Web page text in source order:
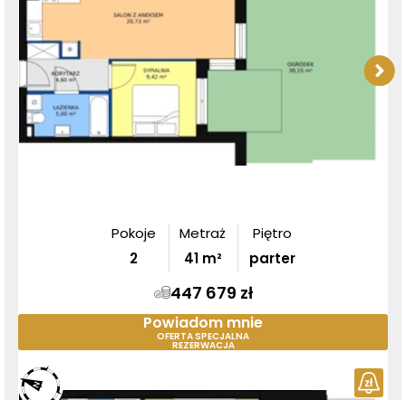
Pokoje
2
Metraż
41m²
Piętro
parter
447 679 zł
Powiadom mnie
OFERTA SPECJALNA
REZERWACJA